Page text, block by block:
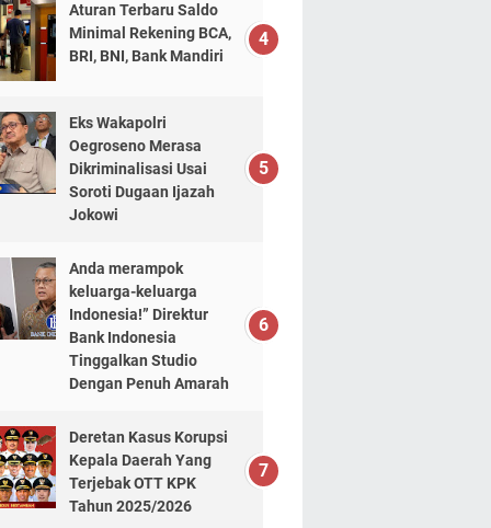
Aturan Terbaru Saldo
Minimal Rekening BCA,
BRI, BNI, Bank Mandiri
Eks Wakapolri
Oegroseno Merasa
Dikriminalisasi Usai
Soroti Dugaan Ijazah
Jokowi
Anda merampok
keluarga-keluarga
Indonesia!” Direktur
Bank Indonesia
Tinggalkan Studio
Dengan Penuh Amarah
Deretan Kasus Korupsi
Kepala Daerah Yang
Terjebak OTT KPK
Tahun 2025/2026